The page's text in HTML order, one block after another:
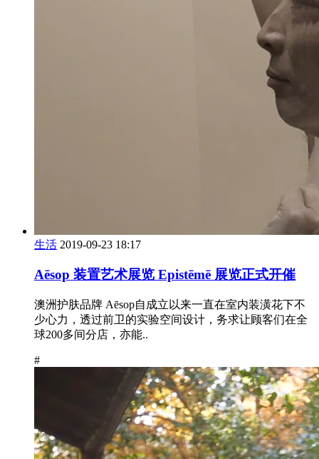
生活 2019-09-23 18:17
Aēsop 装置艺术展览 Epistēmē 展览正式开催
澳洲护肤品牌 Aēsop自成立以来一直在室内装潢花下不
少心力，透过前卫的实验空间设计，务求让顾客们在全
球200多间分店，亦能..
#